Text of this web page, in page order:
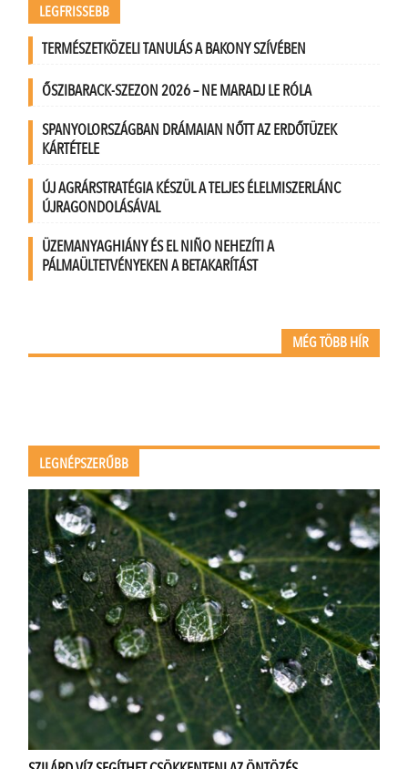
LEGFRISSEBB
TERMÉSZETKÖZELI TANULÁS A BAKONY SZÍVÉBEN
ŐSZIBARACK-SZEZON 2026 – NE MARADJ LE RÓLA
SPANYOLORSZÁGBAN DRÁMAIAN NŐTT AZ ERDŐTÜZEK
KÁRTÉTELE
ÚJ AGRÁRSTRATÉGIA KÉSZÜL A TELJES ÉLELMISZERLÁNC
ÚJRAGONDOLÁSÁVAL
ÜZEMANYAGHIÁNY ÉS EL NIÑO NEHEZÍTI A
PÁLMAÜLTETVÉNYEKEN A BETAKARÍTÁST
MÉG TÖBB HÍR
LEGNÉPSZERŰBB